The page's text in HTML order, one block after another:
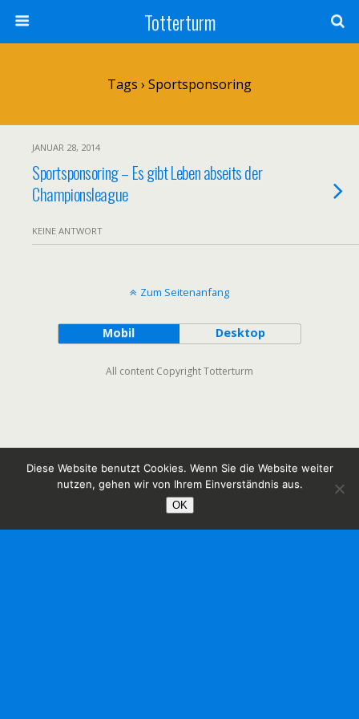
Totterturm
Tags › Sportsponsoring
JANUAR 28, 2014
Sportsponsoring – Es gibt Leben abseits der
Championsleague
KEINE ANTWORT
Zum Seitenanfang
Mobil Desktop
All content Copyright Totterturm
Diese Website benutzt Cookies. Wenn Sie die Website weiter
nutzen, gehen wir von Ihrem Einverständnis aus.
OK